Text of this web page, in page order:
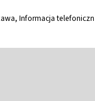
Informacja